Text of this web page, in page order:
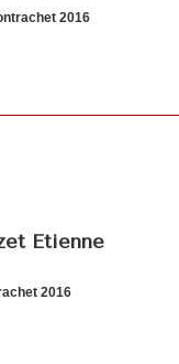
2016
Etienne
2016